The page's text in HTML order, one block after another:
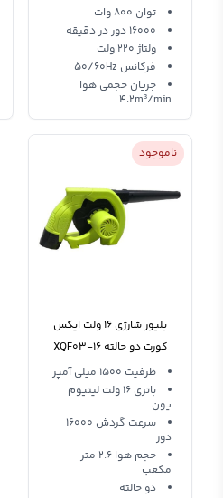
دور Prescott PT2280001
توان 800 وات
16000 دور در دقیقه
ولتاژ 220 ولت
فرکانس 50/60Hz
جریان حجمی هوا
4.2m³/min
ناموجود
بلیور شارژی 16 ولت ایکس
کورت دو حالته XQF03-16
ظرفیت 1500 میلی آمپر
باتری 16 ولت لیتیوم
یون
سرعت گردش 16000
دور
حجم هوا 2.6 متر
مکعب
دو حالته